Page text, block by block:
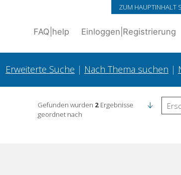
ZUM HAUPTINHALT
FAQ help Einloggen Registrierung
Erweiterte Suche | Nach Thema suchen |
Gefunden wurden 2 Ergebnisse
geordnet nach